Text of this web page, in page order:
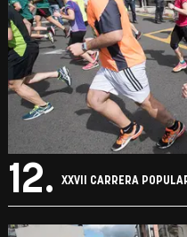
12. XXVII CARRERA